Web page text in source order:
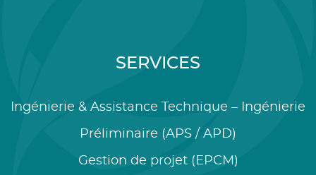
SERVICES
Ingénierie & Assistance Technique – Ingénierie
Préliminaire (APS / APD)
Gestion de projet (EPCM)